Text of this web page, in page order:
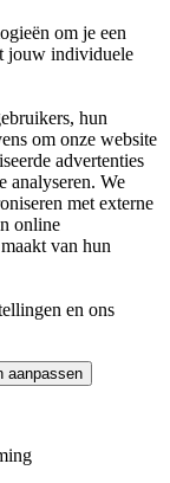
om je een
jouw individuele
hun
om onze website
advertenties
analyseren. We
met externe
online
van hun
en ons
aanpassen